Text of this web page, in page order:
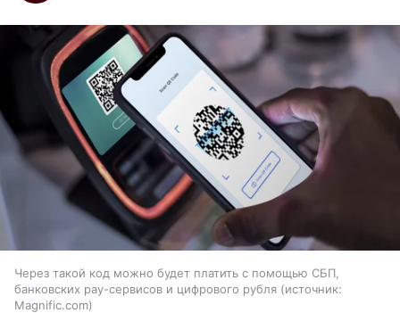
Через такой код можно будет платить с помощью СБП,
банковских pay-сервисов и цифрового рубля
источник:
Magnific.com